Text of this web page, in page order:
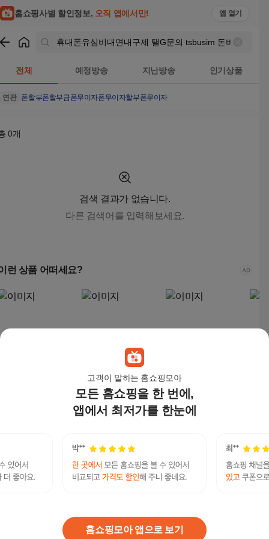
고객이 말하는 홈쇼핑모아
모든 홈쇼핑을 한 번에,
앱에서 최저가를 한눈에
홈쇼핑모아 앱으로 보기
홈쇼핑사별 할인정보, 오직 앱에서만! 앱 열기
전체 예정방송 지난방송 인기상품
연관 폰할부폰할부금폰무이자폰무이자할부폰무이자
0개
검색 결과가 없습니다.
다른 검색어를 입력해보세요.
런 상품 어떠세요?
노 남자 다이얼 운동
가볍고 발편한 통기
카노 남자 다이얼 운동
화 가볍고 발편한 통기
성 러닝화
Gopfilo 남성6cm 8cm
10cm 캐주얼 키높이
운동화 편한운동화
대폰유심비대면내구제 탤G문의 tsbusim 돈버는
테크 탬스뷰선불유심내구제 하남시연체자당일
액급전대출 군인소액당일대출
연관검색어
폰할부 폰할부금
휴대폰유심비대면내구제 탤G문의 tsbusim 돈버는앱테크 탬스